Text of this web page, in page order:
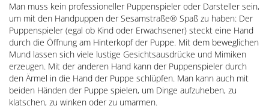
Man muss kein professioneller Puppenspieler oder Darsteller sein,
um mit den Handpuppen der Sesamstraße® Spaß zu haben: Der
Puppenspieler (egal ob Kind oder Erwachsener) steckt eine Hand
durch die Öffnung am Hinterkopf der Puppe. Mit dem beweglichen
Mund lassen sich viele lustige Gesichtsausdrücke und Mimiken
erzeugen. Mit der anderen Hand kann der Puppenspieler durch
den Ärmel in die Hand der Puppe schlüpfen. Man kann auch mit
beiden Händen der Puppe spielen, um Dinge aufzuheben, zu
klatschen, zu winken oder zu umarmen.